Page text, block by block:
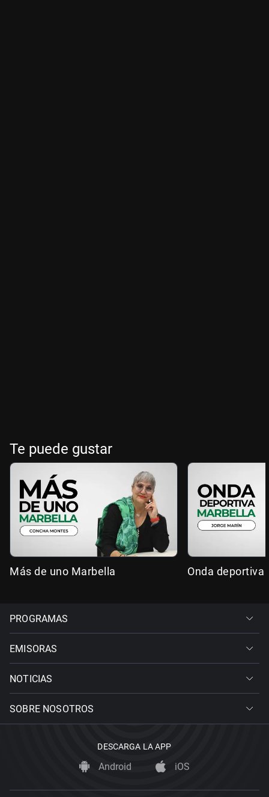
Te puede gustar
Más de uno Marbella Onda deportiva
PROGRAMAS
EMISORAS
NOTICIAS
SOBRE NOSOTROS
DESCARGA LA APP
Android iOS